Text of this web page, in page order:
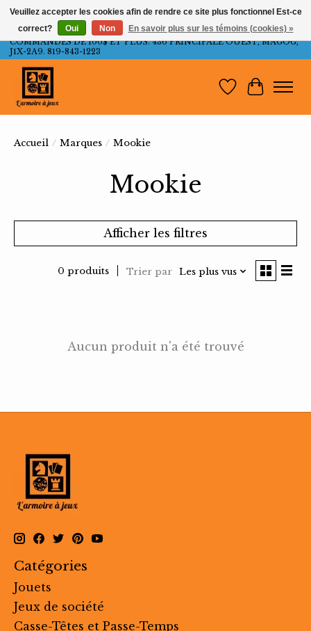
LIVRAISON GRATUITE AU QUÉBEC ET ONTARIO POUR LES
COMMANDES DE 100$ ET PLUS. 436 PRINCIPALE OUEST, MAGOG,
J1X-2A9. 819-843-1223
Liste dePanier
Accueil / Marques / Mookie
Mookie
Afficher les filtres
0 produits Trier par Les plus vus
Aucun produit n'a été trouvé
Catégories
Jouets
Jeux de société
Casse-Têtes et Passe-Temps
Veuillez accepter les cookies afin de rendre ce site plus fonctionnel Est-ce
correct?
Oui Non En savoir plus sur les témoins (cookies) »